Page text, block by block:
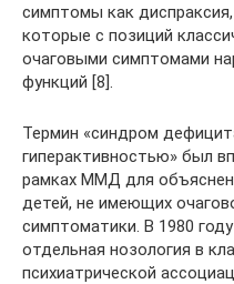
симптомы как
которые с позиций
очаговыми симптомами
функций [8].
Термин «синдром
гиперактивностью» был
рамках ММД для
детей, не имеющих
симптоматики. В 1980
отдельная нозология в
психиатрической